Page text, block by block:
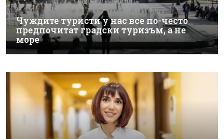
Чуждите туристи у нас все по-често
предпочитат градски туризъм, а не
море